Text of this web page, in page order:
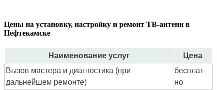
Цены на установку, настройку и ремонт ТВ-антенн в
Нефтекамске
Наименование услуг
Цена
Вызов мастера и диагностика (при
дальнейшем ремонте)
бес­плат­
но